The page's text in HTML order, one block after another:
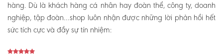
hàng. Dù là khách hàng cá nhân hay đoàn thể, công ty, doanh
nghiệp, tập đoàn…shop luôn nhận được những lời phản hồi hết
sức tích cực và đầy sự tín nhiệm: